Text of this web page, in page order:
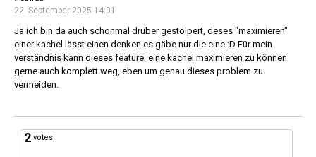
22. September 2025 14:01
Ja ich bin da auch schonmal drüber gestolpert, deses "maximieren"
einer kachel lässt einen denken es gäbe nur die eine :D Für mein
verständnis kann dieses feature, eine kachel maximieren zu können
gerne auch komplett weg, eben um genau dieses problem zu
vermeiden.
2 votes